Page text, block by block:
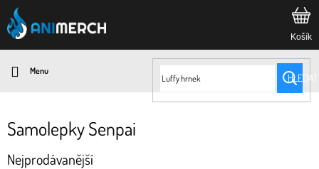
Přejít
na
obsah
HLEDAT
Samolepky Senpai
Nejprodávanější